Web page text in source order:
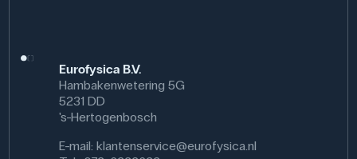
Eurofysica B.V.
Hambakenwetering 5G
5231 DD
's-Hertogenbosch
E-mail:klantenservice@eurofysica.nl